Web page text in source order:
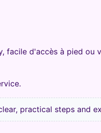
facile d'accès à pied ou
practical steps and